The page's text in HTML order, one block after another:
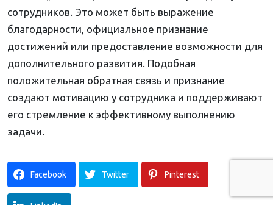
сотрудников. Это может быть выражение
благодарности, официальное признание
достижений или предоставление возможности для
дополнительного развития. Подобная
положительная обратная связь и признание
создают мотивацию у сотрудника и поддерживают
его стремление к эффективному выполнению
задачи.
Facebook Twitter Pinterest